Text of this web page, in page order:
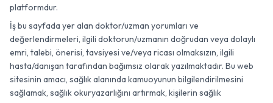
platformdur.
İş bu sayfada yer alan doktor/uzman yorumları ve
değerlendirmeleri, ilgili doktorun/uzmanın doğrudan veya dolaylı
emri, talebi, önerisi, tavsiyesi ve/veya ricası olmaksızın, ilgili
hasta/danışan tarafından bağımsız olarak yazılmaktadır. Bu web
sitesinin amacı, sağlık alanında kamuoyunun bilgilendirilmesini
sağlamak, sağlık okuryazarlığını artırmak, kişilerin sağlık